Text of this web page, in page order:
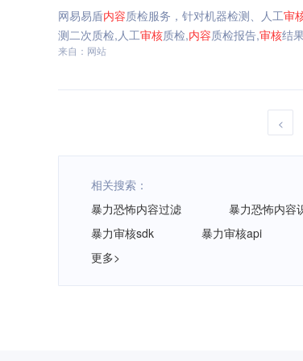
网易易盾内容质检服务，针对机器检测、人工审
测二次质检,人工审核质检,内容质检报告,审核结
来自：网站
<
相关搜索：
暴力恐怖内容过滤
暴力恐怖内容
暴力审核sdk
暴力审核api
更多>